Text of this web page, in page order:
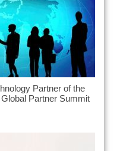
Partner of the
Partner Summit